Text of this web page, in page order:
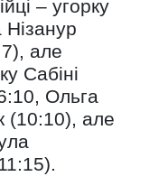
– угорку
але
Сабіні
Ольга
(10:10), але